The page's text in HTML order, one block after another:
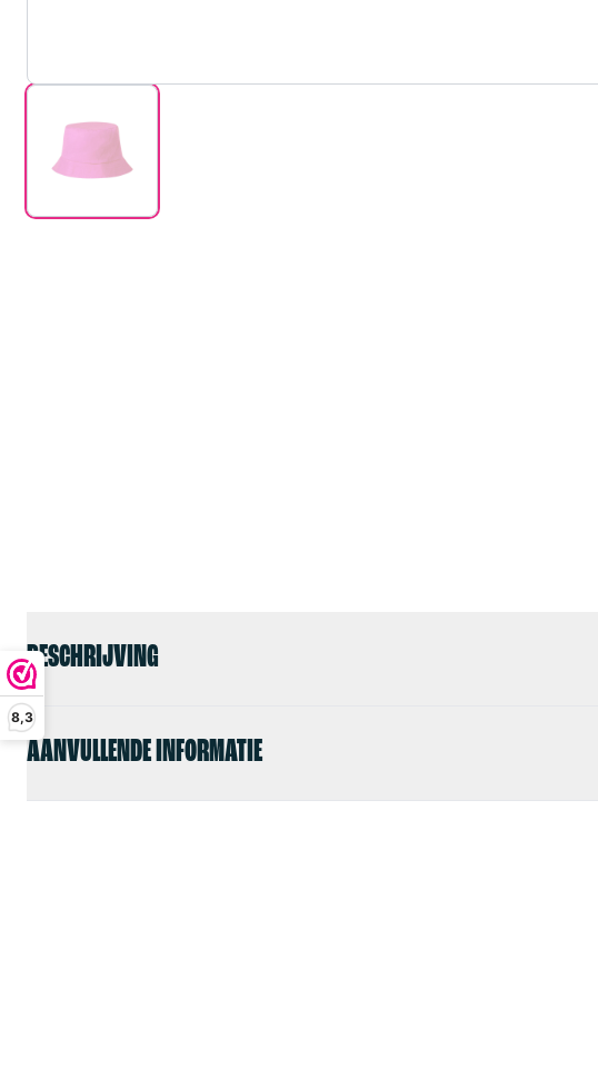
8,3
BESCHRIJVING
AANVULLENDE INFORMATIE